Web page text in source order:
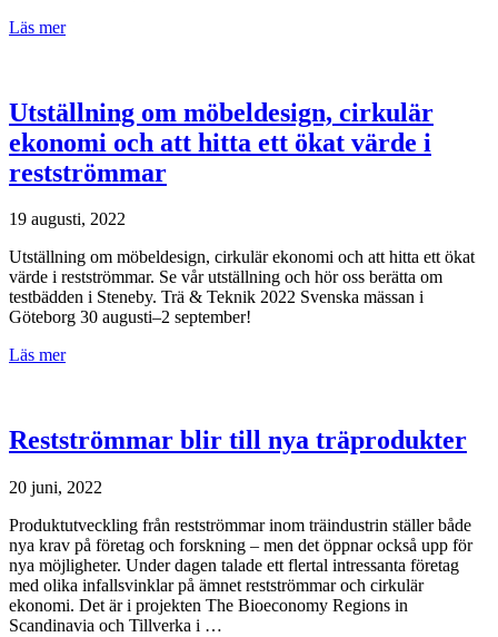
Läs mer
Utställning om möbeldesign, cirkulär
ekonomi och att hitta ett ökat värde i
restströmmar
19 augusti, 2022
Utställning om möbeldesign, cirkulär ekonomi och att hitta ett ökat
värde i restströmmar. Se vår utställning och hör oss berätta om
testbädden i Steneby. Trä & Teknik 2022 Svenska mässan i
Göteborg 30 augusti–2 september!
Läs mer
Restströmmar blir till nya träprodukter
20 juni, 2022
Produktutveckling från restströmmar inom träindustrin ställer både
nya krav på företag och forskning – men det öppnar också upp för
nya möjligheter. Under dagen talade ett flertal intressanta företag
med olika infallsvinklar på ämnet restströmmar och cirkulär
ekonomi. Det är i projekten The Bioeconomy Regions in
Scandinavia och Tillverka i …